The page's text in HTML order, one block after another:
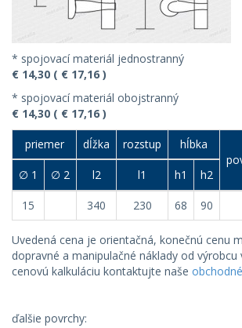
* spojovací materiál jednostranný
€ 14,30 ( € 17,16 )
* spojovací materiál obojstranný
€ 14,30 ( € 17,16 )
priemer dĺžka rozstup
hĺbka
∅ 1 ∅ 2 l2 l1 h1 h2
15 340 230 68 90
Uvedená cena je orientačná, konečnú cenu
dopravné a manipulačné náklady od výrobcu
cenovú kalkuláciu kontaktujte naše
ďalšie povrchy: